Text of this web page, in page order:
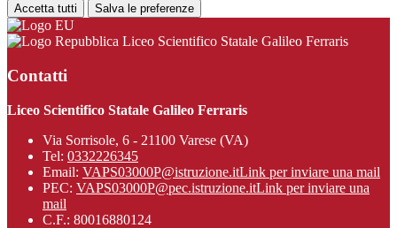
Accetta tutti Salva le preferenze
Liceo Scientifico Statale Galileo Ferraris
Contatti
Liceo Scientifico Statale Galileo Ferraris
Via Sorrisole, 6 - 21100 Varese (VA)
Tel: 0332226345
Email: VAPS03000P@istruzione.itLink per inviare una mail
PEC: VAPS03000P@pec.istruzione.itLink per inviare una
mail
C.F.: 80016880124